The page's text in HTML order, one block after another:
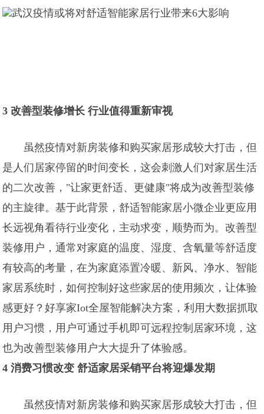
3 改善型装修增长 行业值得重新审视
虽然疫情对新房装修和购买家居形成较大打击，但
是人们居家停留的时间变长，这会刺激人们对家居生活
的二次改善，"让家更舒适、更健康"将成为改善型装修
的主旋律。基于此背景，舒适智能家居小微企业更应用
长远视角看待行业变化，主动求变，顺势而为。改善型
装修用户，通常对家庭的温度、湿度、含氧量等舒适度
有较高的考量，在为家庭添置冷暖、新风、净水、智能
家居系统时，如何控制好这些家居的使用频次，让体验
感更好？好享家Iot全屋智能解决方案，利用大数据抓取
用户习惯，用户可通过手机即可远程控制居家环境，这
也为改善型装修用户大大提升了体验感。
4 消费习惯改变 舒适家居采销平台将迎爆发期
虽然疫情对新房装修和购买家居形成较大打击，但